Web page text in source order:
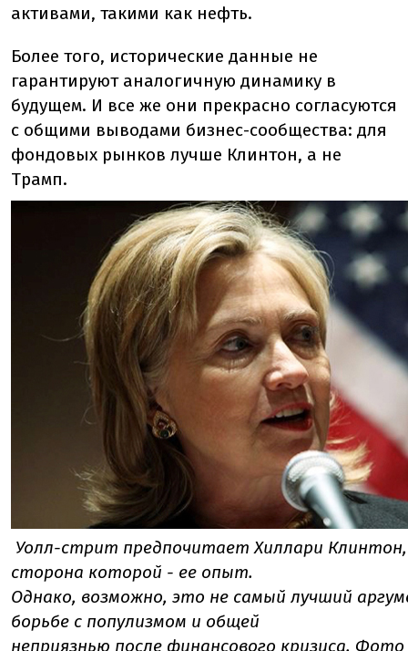
активами, такими как нефть.
Более того, исторические данные не
гарантируют аналогичную динамику в
будущем. И все же они прекрасно согласуются
с общими выводами бизнес-сообщества: для
фондовых рынков лучше Клинтон, а не
Трамп.
Уолл-стрит предпочитает Хиллари Клинтон,
сторона которой - ее опыт.
Однако, возможно, это не самый лучший
борьбе с популизмом и общей
неприязнью после финансового кризиса. Фото